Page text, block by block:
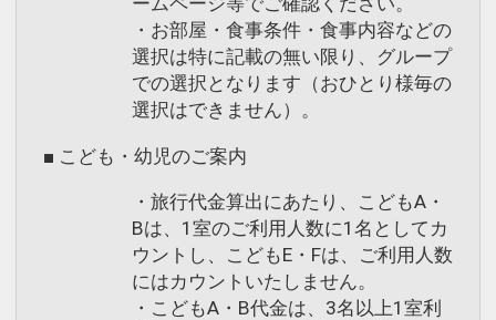
・お部屋・食事条件・食事内容などの
選択は特に記載の無い限り、グループ
での選択となります（おひとり様毎の
選択はできません）。
■ こども・幼児のご案内
・旅行代金算出にあたり、こどもA・
Bは、1室のご利用人数に1名としてカ
ウントし、こどもE・Fは、ご利用人数
にはカウントいたしません。
・こどもA・B代金は、3名以上1室利